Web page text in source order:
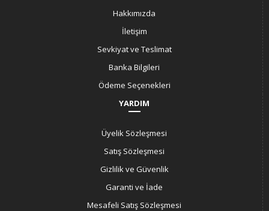
Hakkımızda
İletişim
Sevkiyat ve Teslimat
Banka Bilgileri
Ödeme Seçenekleri
YARDIM
Üyelik Sözleşmesi
Satış Sözleşmesi
Gizlilik ve Güvenlik
Garanti ve İade
Mesafeli Satış Sözleşmesi